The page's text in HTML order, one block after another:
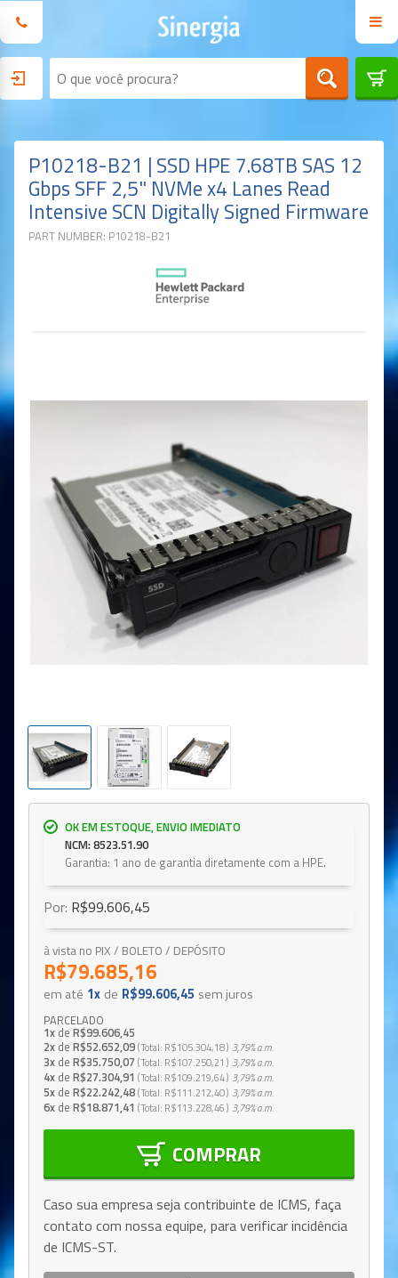
P10218-B21 | SSD HPE 7.68TB SAS 12
Gbps SFF 2,5" NVMe x4 Lanes Read
Intensive SCN Digitally Signed Firmware
PART NUMBER: P10218-B21
OK EM ESTOQUE, ENVIO IMEDIATO
NCM: 8523.51.90
Garantia: 1 ano de garantia diretamente com a HPE.
Por: R$99.606,45
à vista no PIX / BOLETO / DEPÓSITO
R$79.685,16
em até 1x de R$99.606,45 sem juros
PARCELADO
1x de R$99.606,45
2x de R$52.652,09 Total R$105.304,18 3,79%a.m.
3x de R$35.750,07 Total R$107.250,21 3,79%a.m.
4x de R$27.304,91 Total R$109.219,64 3,79%a.m.
5x de R$22.242,48 Total R$111.212,40 3,79%a.m.
6x de R$18.871,41 Total R$113.228,46 3,79%a.m.
COMPRAR
Caso sua empresa seja contribuinte de ICMS, faça
contato com nossa equipe, para verificar incidência
de ICMS-ST.